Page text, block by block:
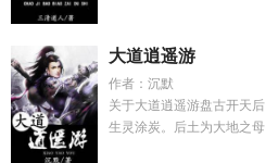
大道逍遥游
作者：沉默
关于大道逍遥游盘古开天
生灵涂炭。后土为大地之